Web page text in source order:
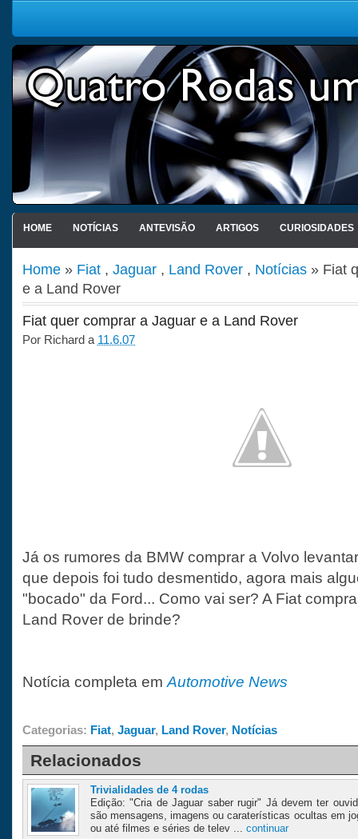
HOME NOTÍCIAS ANTEVISÃO ARTIGOS CURIOSIDADES
Home » Fiat , Jaguar , Land Rover , Notícias » Fiat
e a Land Rover
Fiat quer comprar a Jaguar e a Land Rover
Por Richard a 11.6.07
Já os rumores da BMW comprar a Volvo
que depois foi tudo desmentido, agora mais
"bocado" da Ford... Como vai ser? A Fiat
Land Rover de brinde?
Notícia completa em Automotive News
Categorias: Fiat, Jaguar, Land Rover, Notícias
Relacionados
Trivialidades de 4 rodas
Edição: "Cria de Jaguar saber rugir" Já devem ter
são mensagens, imagens ou caraterísticas ocultas em
ou até filmes e séries de telev ... continuar